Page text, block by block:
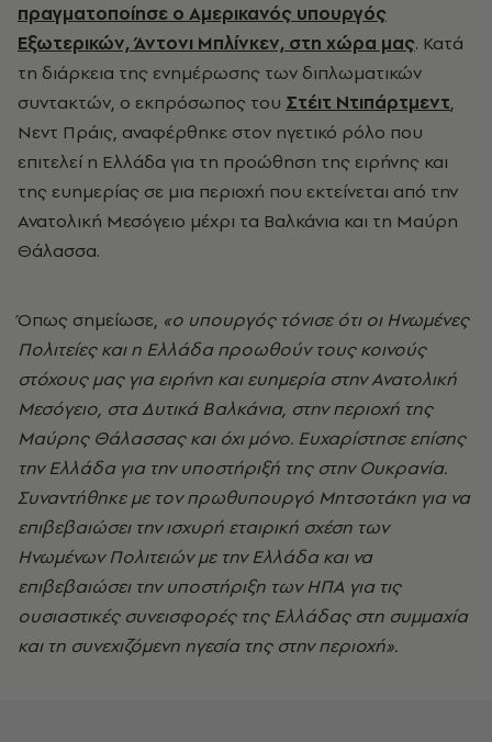
πραγματοποίησε ο Αμερικανός υπουργός
Εξωτερικών, Άντονι Μπλίνκεν, στη χώρα μας. Κατά
τη διάρκεια της ενημέρωσης των διπλωματικών
συντακτών, ο εκπρόσωπος του Στέιτ Ντιπάρτμεντ,
Νεντ Πράις, αναφέρθηκε στον ηγετικό ρόλο που
επιτελεί η Ελλάδα για τη προώθηση της ειρήνης και
της ευημερίας σε μια περιοχή που εκτείνεται από την
Ανατολική Μεσόγειο μέχρι τα Βαλκάνια και τη Μαύρη
Θάλασσα.
Όπως σημείωσε, «ο υπουργός τόνισε ότι οι Ηνωμένες
Πολιτείες και η Ελλάδα προωθούν τους κοινούς
στόχους μας για ειρήνη και ευημερία στην Ανατολική
Μεσόγειο, στα Δυτικά Βαλκάνια, στην περιοχή της
Μαύρης Θάλασσας και όχι μόνο. Ευχαρίστησε επίσης
την Ελλάδα για την υποστήριξή της στην Ουκρανία.
Συναντήθηκε με τον πρωθυπουργό Μητσοτάκη για να
επιβεβαιώσει την ισχυρή εταιρική σχέση των
Ηνωμένων Πολιτειών με την Ελλάδα και να
επιβεβαιώσει την υποστήριξη των ΗΠΑ για τις
ουσιαστικές συνεισφορές της Ελλάδας στη συμμαχία
και τη συνεχιζόμενη ηγεσία της στην περιοχή».